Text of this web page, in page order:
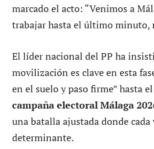
marcado el acto: “Venimos a
trabajar hasta el último minuto,
El líder nacional del PP ha
movilización es clave en esta
en el suelo y paso firme” hasta
campaña electoral Málaga
una batalla ajustada donde cada
determinante.